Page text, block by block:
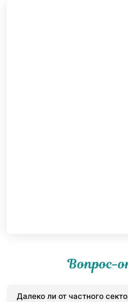
Вопрос-
Далеко ли от частного